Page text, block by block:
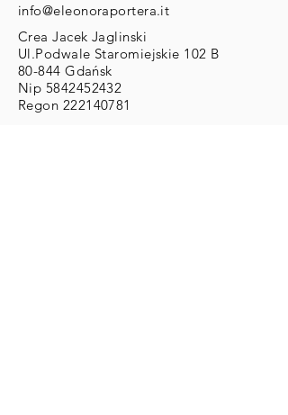
info@eleonoraportera.it
Crea Jacek Jaglinski
Ul.Podwale Staromiejskie 102 B
80-844 Gdańsk
Nip 5842452432
Regon 222140781